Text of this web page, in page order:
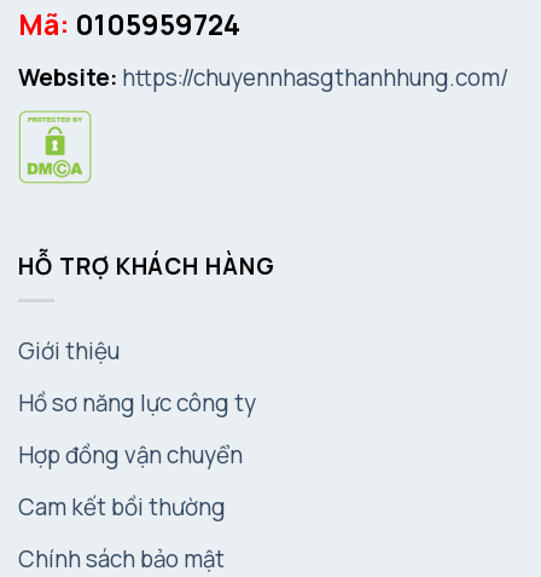
Mã: 0105959724
Website: https://chuyennhasgthanhhung.com/
HỖ TRỢ KHÁCH HÀNG
Giới thiệu
Hồ sơ năng lực công ty
Hợp đồng vận chuyển
Cam kết bồi thường
Chính sách bảo mật